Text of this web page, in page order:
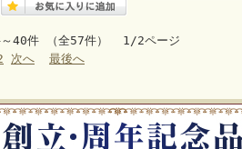
～40件 （全57件） 1/2ページ
次へ 最後へ